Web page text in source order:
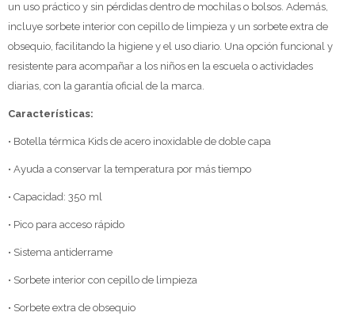
un uso práctico y sin pérdidas dentro de mochilas o bolsos. Además,
incluye sorbete interior con cepillo de limpieza y un sorbete extra de
obsequio, facilitando la higiene y el uso diario. Una opción funcional y
resistente para acompañar a los niños en la escuela o actividades
diarias, con la garantía oficial de la marca.
Características:
• Botella térmica Kids de acero inoxidable de doble capa
• Ayuda a conservar la temperatura por más tiempo
• Capacidad: 350 ml
• Pico para acceso rápido
• Sistema antiderrame
• Sorbete interior con cepillo de limpieza
• Sorbete extra de obsequio